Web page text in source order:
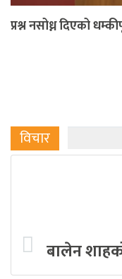
प्रश्न नसोध्न दिएको
विचार
बालेन